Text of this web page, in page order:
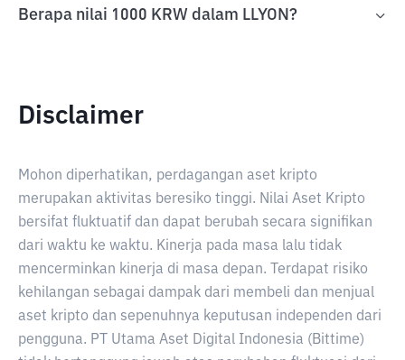
Berapa nilai 1000 KRW dalam LLYON?
Disclaimer
Mohon diperhatikan, perdagangan aset kripto
merupakan aktivitas beresiko tinggi. Nilai Aset Kripto
bersifat fluktuatif dan dapat berubah secara signifikan
dari waktu ke waktu. Kinerja pada masa lalu tidak
mencerminkan kinerja di masa depan. Terdapat risiko
kehilangan sebagai dampak dari membeli dan menjual
aset kripto dan sepenuhnya keputusan independen dari
pengguna. PT Utama Aset Digital Indonesia (Bittime)